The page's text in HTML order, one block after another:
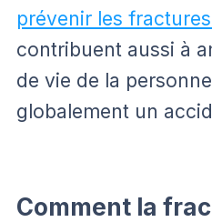
prévenir les
contribuent aussi à
de vie de la
globalement un
Comment la